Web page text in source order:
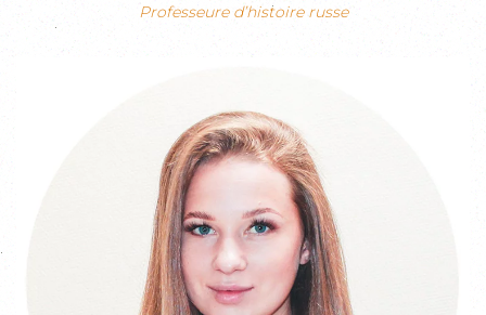
Professeure d’histoire russe